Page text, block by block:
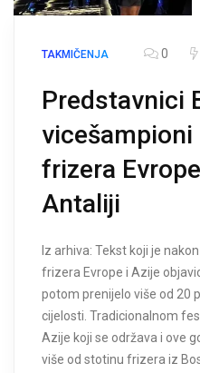
TAKMIČENJA 0
Predstavnici
vicešampioni
frizera
Antaliji
Iz arhiva: Tekst koji je
frizera Evrope i Azije
potom prenijelo više od 20
cijelosti. Tradicionalnom
Azije koji se održava i ove
više od stotinu frizera iz